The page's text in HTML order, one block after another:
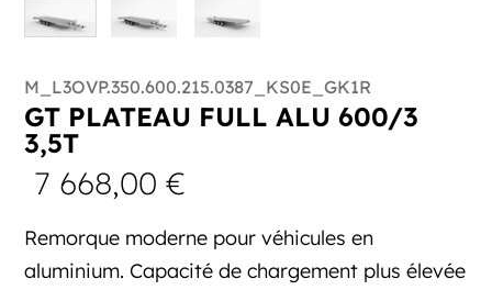
M_L3OVP.350.600.215.0387_KS0E_GK1R
GT PLATEAU FULL ALU 600/3
3,5T
7 668,00€
Remorque moderne pour véhicules en
aluminium. Capacité de chargement plus élevée